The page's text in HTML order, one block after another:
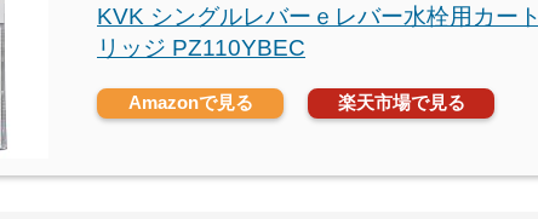
KVK シングルレバーｅレバー水栓用カート
リッジ PZ110YBEC
Amazonで見る 楽天市場で見る